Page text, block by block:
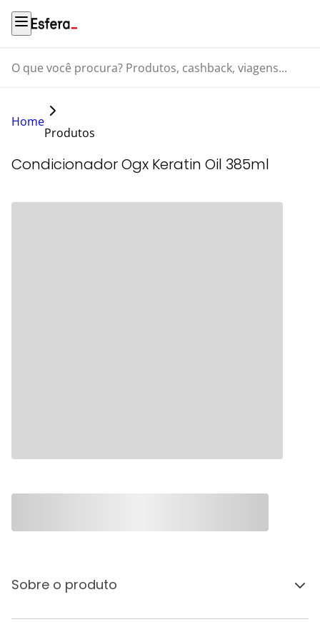
O que você procura? Produtos, cashback, viagens...
Home
Produtos
Condicionador Ogx Keratin Oil 385ml
Sobre o produto